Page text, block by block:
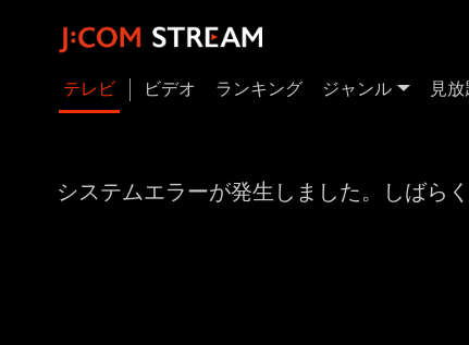
テレビ ビデオ ランキング ジャンル 見放
システムエラーが発生しました。しばら